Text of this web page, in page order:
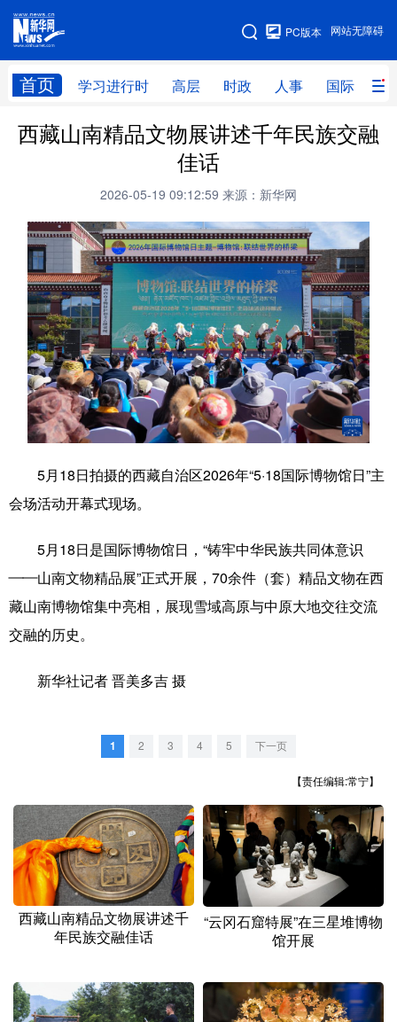
网站无障碍
PC版本
首页 学习进行时 高层 时政 人事 国际 财
网站地图
学习进行时 高层 时政 人事
科技 科创 量子
文化 书画 健康 军事
访谈 视频 图片 政务
法律 中央文件 金融 汽车
食品 人居 信息化 数字经济
学术中国 乡村振兴 银龄 溯源中国
城市 旅游 能源 会展
彩票 娱乐
公益 一带一路 亚太网 上市公司
文化产业
地方频道
北京 天津
广东 广西 海南 重庆
四川 贵州 云南 西藏
陕西 甘肃 青海 宁夏
新疆 内蒙古
多语种频道
西藏山南精品文物展讲述千年民族交融
佳话
2026-05-19 09:12:59 来源：新华网
5月18日拍摄的西藏自治区2026年“5·18国际博物馆日”主
会场活动开幕式现场。
5月18日是国际博物馆日，“铸牢中华民族共同体意识
——山南文物精品展”正式开展，70余件（套）精品文物在西
藏山南博物馆集中亮相，展现雪域高原与中原大地交往交流
交融的历史。
新华社记者 晋美多吉 摄
1 2 3 4 5 下一页
【责任编辑:常宁】
西藏山南精品文物展讲述千
年民族交融佳话
“云冈石窟特展”在三星堆博物
馆开展